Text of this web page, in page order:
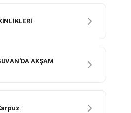
AKŞAM